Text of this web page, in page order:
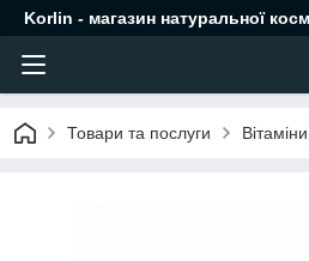
Korlin - магазин натуральної
Товари та послуги